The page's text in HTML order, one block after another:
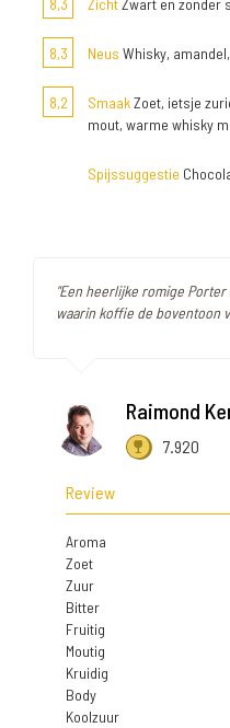
8,3
ZichtZwart en zonder
8,3 Neus Whisky,
8,2 SmaakZoet, ietsje
mout, warme whisky
Spijssuggestie
"Een heerlijke romige
waarin koffie de boventoon
Raimond
7.920
Review
Aroma
Zoet
Zuur
Bitter
Fruitig
Moutig
Kruidig
Body
Koolzuur